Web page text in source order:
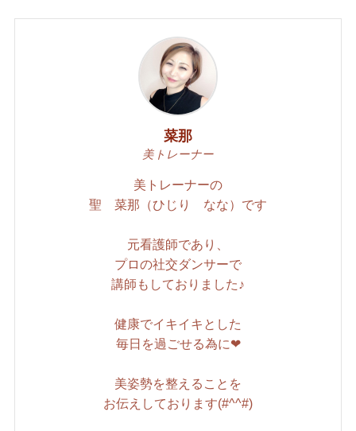
菜那
美トレーナー
美トレーナーの
聖 菜那（ひじり なな）です
元看護師であり、
プロの社交ダンサーで
講師もしておりました♪
健康でイキイキとした
毎日を過ごせる為に❤
美姿勢を整えることを
お伝えしております(#^^#)